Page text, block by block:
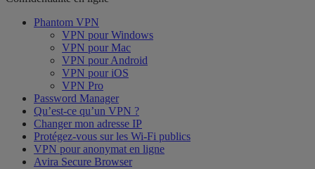
Phantom VPN
VPN pour Windows
VPN pour Mac
VPN pour Android
VPN pour iOS
VPN Pro
Password Manager
Qu’est-ce qu’un VPN ?
Changer mon adresse IP
Protégez-vous sur les Wi-Fi publics
VPN pour anonymat en ligne
Avira Secure Browser